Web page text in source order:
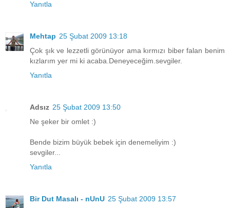
Yanıtla
Mehtap 25 Şubat 2009 13:18
Çok şık ve lezzetli görünüyor ama kırmızı biber falan benim
kızlarım yer mi ki acaba.Deneyeceğim.sevgiler.
Yanıtla
Adsız 25 Şubat 2009 13:50
Ne şeker bir omlet :)
Bende bizim büyük bebek için denemeliyim :)
sevgiler...
Yanıtla
Bir Dut Masalı - nUnU 25 Şubat 2009 13:57